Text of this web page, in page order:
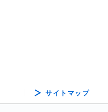
サイトマップ